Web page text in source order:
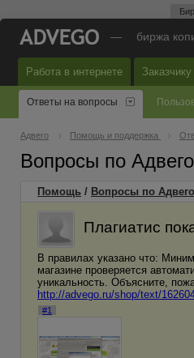
— биржа
Работа в интернете Заказчику
Ответы на вопросы
Адвего Помощь и поддержка
Вопросы по
Помощь / Вопросы по
Плагиатис
В правилах указано что:
магазине проверяется
уникальность. Объясните,
http://advego.ru/shop/text/
#1